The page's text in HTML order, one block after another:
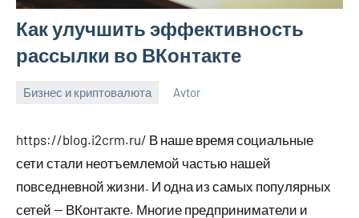
Как улучшить эффективность
рассылки во ВКонтакте
Бизнес и криптовалюта
2023
Avtor
https://blog.i2crm.ru/ В наше время социальные
сети стали неотъемлемой частью нашей
повседневной жизни. И одна из самых популярных
сетей — ВКонтакте. Многие предприниматели и